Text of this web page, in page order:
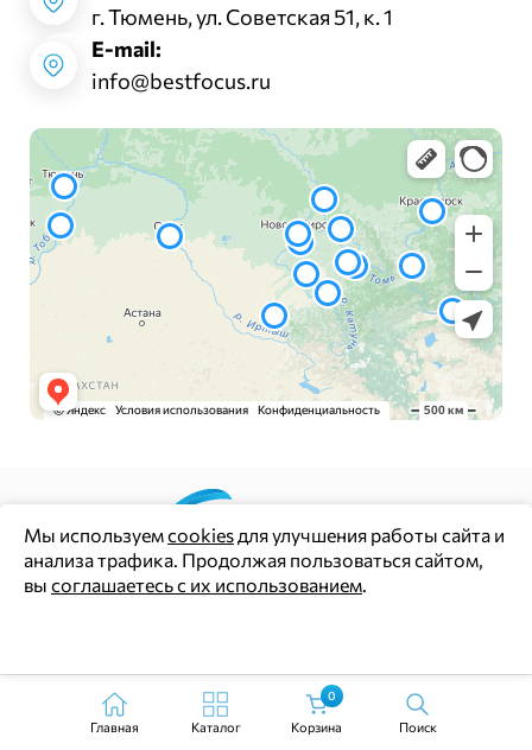
г. Тюмень, ул. Советская 51, к. 1
E-mail:
info@bestfocus.ru
Цены и информация на сайте носят информационный
характер и не являются публичной офертой (ст. 437 ГК РФ)
Главная Каталог
0
Корзина Поиск
Мы используемcookies для улучшения работы сайта и
анализа трафика. Продолжая пользоваться сайтом,
вы соглашаетесь с их использованием.